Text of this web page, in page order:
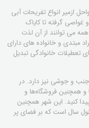
ازمیر انواع تفریحات آبی
غواصی گرفته تا کایاک
می توانند از آن لذت
مبتدی و خانواده های دارای
تعطیلات خانوادگی تبدیل
جنب و جوشی نیز دارد. در
و همچنین فروشگاه‌ها و
کنید. این شهر همچنین
سال است که بر فضای پر